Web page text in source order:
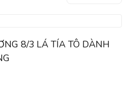
8/3 LÁ TÍA TÔ DÀNH